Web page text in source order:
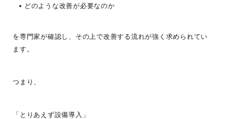
どのような改善が必要なのか
を専門家が確認し、その上で改善する流れが強く求められてい
ます。
つまり、
「とりあえず設備導入」